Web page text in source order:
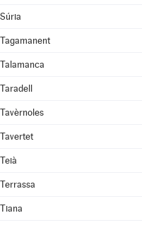
Súria
Tagamanent
Talamanca
Taradell
Tavèrnoles
Tavertet
Teià
Terrassa
Tiana